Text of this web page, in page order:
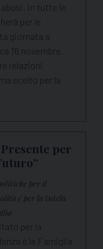
abusi. In tutte le
per le
giornata a
16 novembre.
relazioni
scelto per la
per
per il
e per la tutela
per la
e la Famiglia